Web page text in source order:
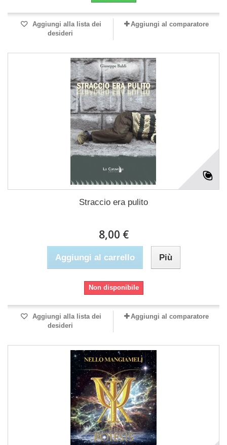
Aggiungi alla lista dei
desideri
Aggiungi al comparatore
Straccio era pulito
8,00 €
Aggiungi al carrello Più
Non disponibile
Aggiungi alla lista dei
desideri
Aggiungi al comparatore